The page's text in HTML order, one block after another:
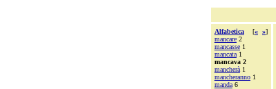
Alfabetica [« »]
mancare 2
mancasse 1
mancata 1
mancava 2
mancherà 1
mancheranno 1
manda 6